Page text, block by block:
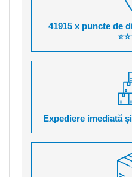
41915 x puncte de
Expediere imediată și